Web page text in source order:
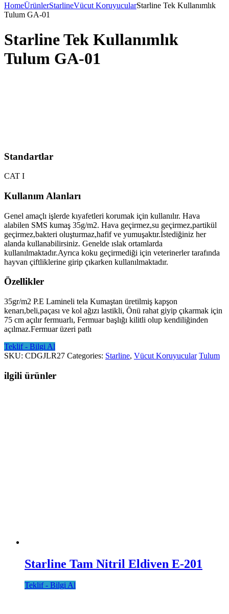
HomeÜrünlerStarlineVücut KoruyucularStarline Tek Kullanımlık
Tulum GA-01
Starline Tek Kullanımlık
Tulum GA-01
Standartlar
CAT I
Kullanım Alanları
Genel amaçlı işlerde kıyafetleri korumak için kullanılır. Hava
alabilen SMS kumaş 35g/m2. Hava geçirmez,su geçirmez,partikül
geçirmez,bakteri oluşturmaz,hafif ve yumuşaktır.İstediğiniz her
alanda kullanabilirsiniz. Genelde ıslak ortamlarda
kullanılmaktadır.Ayrıca koku geçirmediği için veterinerler tarafında
hayvan çiftliklerine girip çıkarken kullanılmaktadır.
Özellikler
35gr/m2 P.E Lamineli tela Kumaştan üretilmiş kapşon
kenarı,beli,paçası ve kol ağızı lastikli, Önü rahat giyip çıkarmak için
75 cm açılır fermuarlı, Fermuar başlığı kilitli olup kendiliğinden
açılmaz.Fermuar üzeri patlı
Teklif - Bilgi Al
SKU: CDGJLR27 Categories: Starline, Vücut Koruyucular Tulum
ilgili ürünler
Starline Tam Nitril Eldiven E-201
Teklif - Bilgi Al